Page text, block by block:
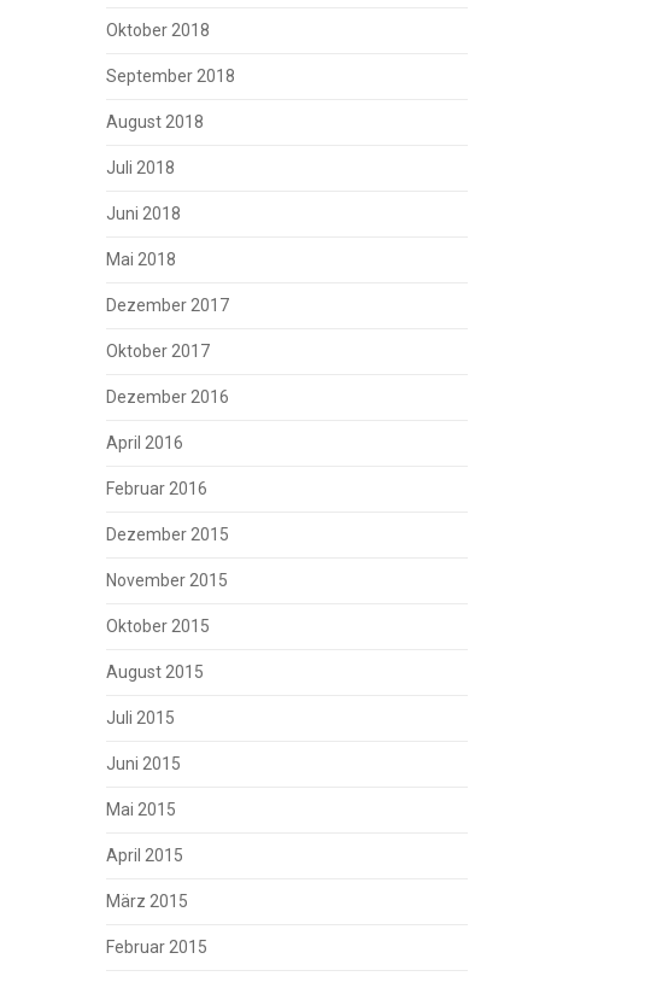
Oktober 2018
September 2018
August 2018
Juli 2018
Juni 2018
Mai 2018
Dezember 2017
Oktober 2017
Dezember 2016
April 2016
Februar 2016
Dezember 2015
November 2015
Oktober 2015
August 2015
Juli 2015
Juni 2015
Mai 2015
April 2015
März 2015
Februar 2015